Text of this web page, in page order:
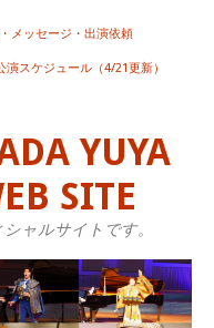
メッセージ・出演依頼
演スケジュール（4/21更新）
YUYA
SITE
ャルサイトです。